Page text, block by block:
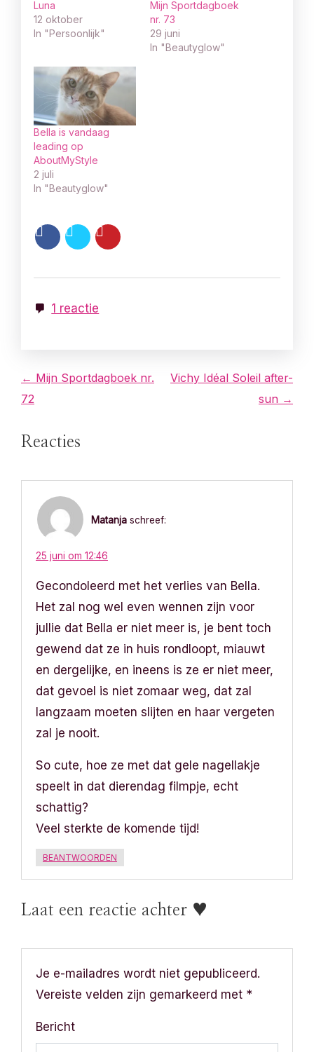
Luna
12 oktober
In "Persoonlijk"
Mijn Sportdagboek
nr. 73
29 juni
In "Beautyglow"
Bella is vandaag
leading op
AboutMyStyle
2 juli
In "Beautyglow"
1 reactie
B
e
r
← Mijn Sportdagboek nr.
72
Vichy Idéal Soleil after-
sun →
Reacties
Matanja schreef:
25 juni om 12:46
Gecondoleerd met het verlies van Bella.
Het zal nog wel even wennen zijn voor
jullie dat Bella er niet meer is, je bent toch
gewend dat ze in huis rondloopt, miauwt
en dergelijke, en ineens is ze er niet meer,
dat gevoel is niet zomaar weg, dat zal
langzaam moeten slijten en haar vergeten
zal je nooit.
So cute, hoe ze met dat gele nagellakje
speelt in dat dierendag filmpje, echt
schattig?
Veel sterkte de komende tijd!
BEANTWOORDEN
Laat een reactie achter ♥
Je e-mailadres wordt niet gepubliceerd.
Vereiste velden zijn gemarkeerd met *
Bericht